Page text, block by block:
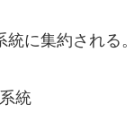
に集約される。
統